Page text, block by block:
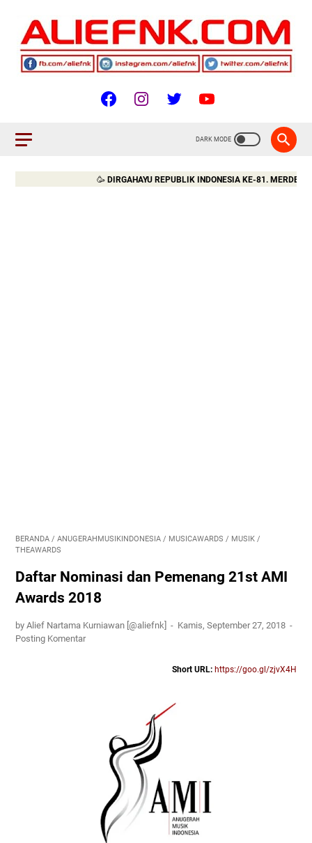
DIRGAHAYU REPUBLIK INDONESIA KE-81. MERDEKA!!!🇮🇩
BERANDA / ANUGERAHMUSIKINDONESIA / MUSICAWARDS / MUSIK /
THEAWARDS
Daftar Nominasi dan Pemenang 21st AMI
Awards 2018
by Alief Nartama Kurniawan [@aliefnk]
Kamis, September 27, 2018
Posting Komentar
Short URL: https://goo.gl/zjvX4H